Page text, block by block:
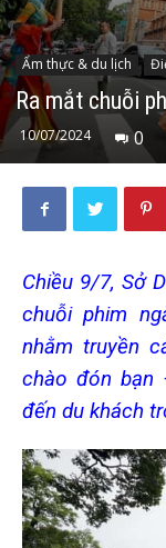
Ẩm thực & du lịch
Ra mắt chuỗi
10/07/2024 0
Chiều 9/7, Sở
chuỗi phim
nhằm truyền
chào đón bạn
đến du khách